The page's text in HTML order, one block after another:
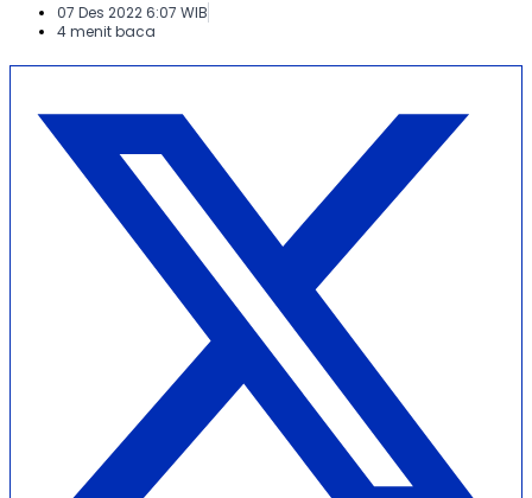
07 Des 2022 6:07 WIB
4 menit baca